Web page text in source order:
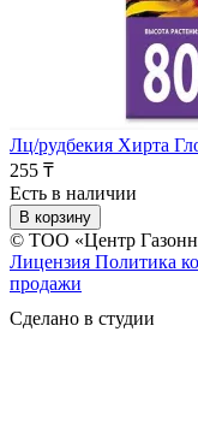
Лц/рудбекия Хирта
255 ₸
Есть в наличии
В корзину
© ТОО «Центр
Лицензия Политика
продажи
Сделано в студии